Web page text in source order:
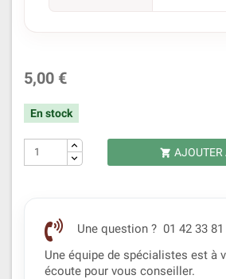
5,00 €
En stock
 AJOUTER
Une question ? 01 42 33 81
Une équipe de spécialistes est à
écoute pour vous conseiller.